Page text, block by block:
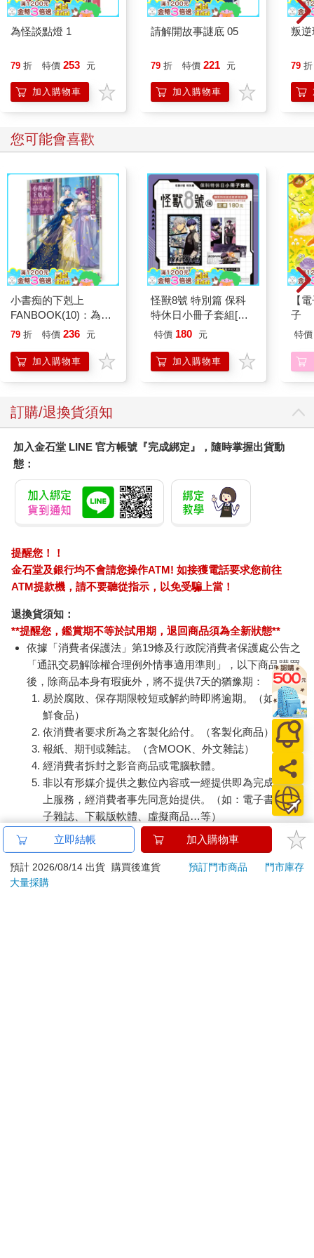
為怪談點燈 1
79 折 特價 253 元
加入購物車
請解開故事謎底 05
79 折 特價 221 元
加入購物車
叛逆
79 折
您可能會喜歡
小書痴的下剋上
FANBOOK(10)：為了
成為圖書管理員不擇手
79 折 特價 236 元
加入購物車
怪獸8號 特別篇 保科
特休日小冊子套組[限
加購]
特價 180 元
加入購物車
【
子
特價
訂購/退換貨須知
加入金石堂 LINE 官方帳號『完成綁定』，隨時掌握出貨動
態：
提醒您！！
金石堂及銀行均不會請您操作ATM! 如接獲電話要求您前往
ATM提款機，請不要聽從指示，以免受騙上當！
退換貨須知：
**提醒您，鑑賞期不等於試用期，退回商品須為全新狀態**
依據「消費者保護法」第19條及行政院消費者保護處公告之
「通訊交易解除權合理例外情事適用準則」，以下商品購買
後，除商品本身有瑕疵外，將不提供7天的猶豫期：
易於腐敗、保存期限較短或解約時即將逾期。（如：生
鮮食品）
依消費者要求所為之客製化給付。（客製化商品）
報紙、期刊或雜誌。（含MOOK、外文雜誌）
經消費者拆封之影音商品或電腦軟體。
非以有形媒介提供之數位內容或一經提供即為完成之線
上服務，經消費者事先同意始提供。（如：電子書、電
子雜誌、下載版軟體、虛擬商品…等）
已拆封之個人衛生用品。（如：內衣褲、刮鬍刀、除毛
刀…等）
若非上列種類商品，均享有到貨7天的猶豫期（含例假
日）。
立即結帳 加入購物車
預計 2026/08/14 出貨 購買後進貨 預訂門市商品
門市庫存
大量採購